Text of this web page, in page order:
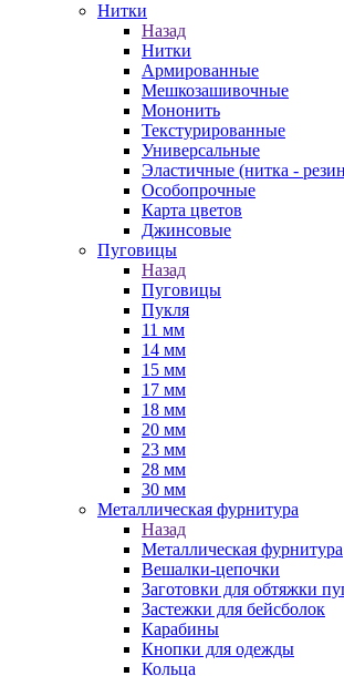
Нитки
Назад
Нитки
Армированные
Мешкозашивочные
Мононить
Текстурированные
Универсальные
Эластичные (нитка -
Особопрочные
Карта цветов
Джинсовые
Пуговицы
Назад
Пуговицы
Пукля
11 мм
14 мм
15 мм
17 мм
18 мм
20 мм
23 мм
28 мм
30 мм
Металлическая фурнитура
Назад
Металлическая фурнитура
Вешалки-цепочки
Заготовки для обтяжки
Застежки для бейсболок
Карабины
Кнопки для одежды
Кольца